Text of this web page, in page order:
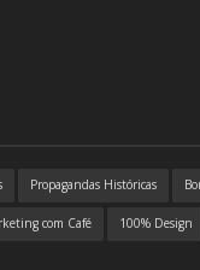
Propagandas Históricas
com Café 100% Design